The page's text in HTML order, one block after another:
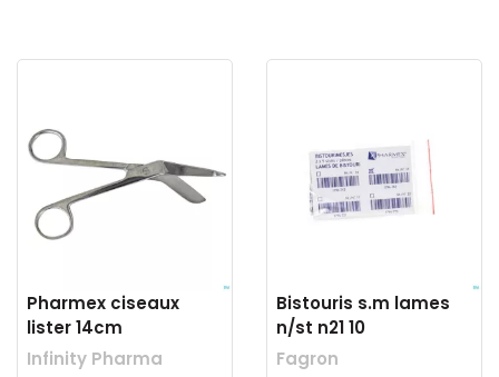
Pharmex ciseaux
lister 14cm
Infinity Pharma
Bistouris s.m lames
n/st n21 10
Fagron